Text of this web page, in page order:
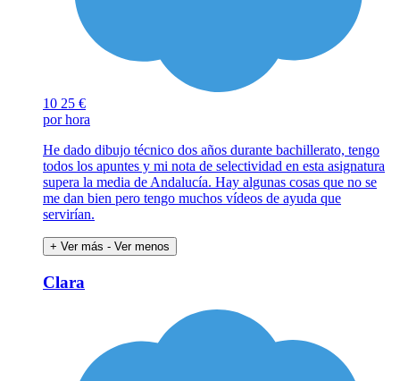
10 25 €
por hora
He dado dibujo técnico dos años durante bachillerato, tengo
todos los apuntes y mi nota de selectividad en esta asignatura
supera la media de Andalucía. Hay algunas cosas que no se
me dan bien pero tengo muchos vídeos de ayuda que
servirían.
+ Ver más - Ver menos
Clara